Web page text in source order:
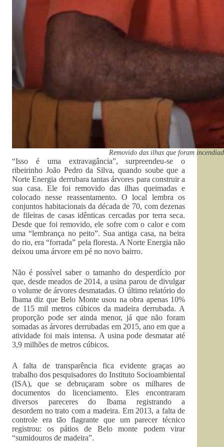
Removido das ilhas que foram
“Isso é uma extravagância”, surpreendeu-se o
ribeirinho João Pedro da Silva, quando soube que a
Norte Energia derrubara tantas árvores para construir a
sua casa. Ele foi removido das ilhas queimadas e
colocado nesse reassentamento. O local lembra os
conjuntos habitacionais da década de 70, com dezenas
de fileiras de casas idênticas cercadas por terra seca.
Desde que foi removido, ele sofre com o calor e com
uma “lembrança no peito”. Sua antiga casa, na beira
do rio, era “forrada” pela floresta. A Norte Energia não
deixou uma árvore em pé no novo bairro.
Não é possível saber o tamanho do desperdício por
que, desde meados de 2014, a usina parou de divulgar
o volume de árvores desmatadas. O último relatório do
Ibama diz que Belo Monte usou na obra apenas 10%
de 115 mil metros cúbicos da madeira derrubada. A
proporção pode ser ainda menor, já que não foram
somadas as árvores derrubadas em 2015, ano em que a
atividade foi mais intensa. A usina pode desmatar até
3,9 milhões de metros cúbicos.
A falta de transparência fica evidente graças ao
trabalho dos pesquisadores do Instituto Socioambiental
(ISA), que se debruçaram sobre os milhares de
documentos do licenciamento. Eles encontraram
diversos pareceres do Ibama registrando a
desordem no trato com a madeira. Em 2013, a falta de
controle era tão flagrante que um parecer técnico
registrou: os pátios de Belo monte podem virar
“sumidouros de madeira”.